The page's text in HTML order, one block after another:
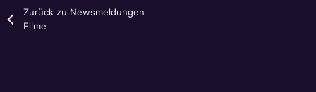
Zurück zu Newsmeldungen
Filme